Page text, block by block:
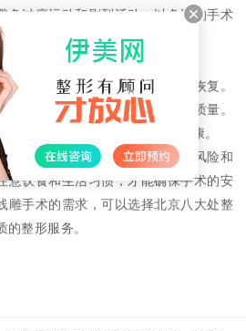
免过度运动和剧烈活动，以免影响手术
和生活习惯，以促进伤口愈合和恢复。
食物，同时注意口腔卫生和睡眠质量。
酒过量，以免影响手术效果和健康。
择正规的整形医院，了解手术的风险和
意饮食和生活习惯，才能确保手术的安
雕手术的需求，可以选择北京八大处整
整形服务。